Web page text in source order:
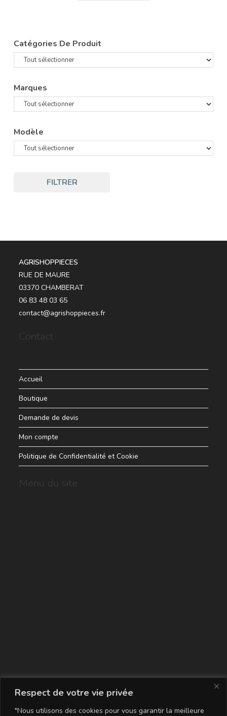
Respect de votre vie privée
"Nous utilisons des cookies pour vous garantir la meilleure
Catégories De Produit
Marques
Modèle
FILTRER
AGRISHOPPIECES
RUE DE MAURE
03370 CHAMBERAT
06 83 48 03 65
contact@agrishoppieces.fr
Accueil
Boutique
Demande de devis
Mon compte
Politique de Confidentialité et Cookie
La carte